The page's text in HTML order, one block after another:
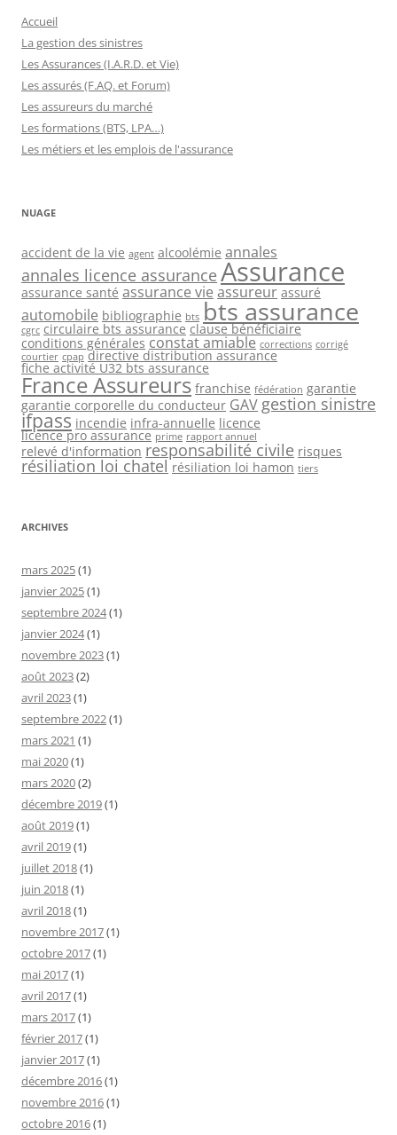
Accueil
La gestion des sinistres
Les Assurances (I.A.R.D. et Vie)
Les assurés (F.AQ. et Forum)
Les assureurs du marché
Les formations (BTS, LPA…)
Les métiers et les emplois de l'assurance
NUAGE
accident de la vie agent alcoolémie annales
annales licence assurance Assurance
assurance santé assurance vie assureur assuré
automobile bibliographie bts bts assurance
cgrc circulaire bts assurance clause bénéficiaire
conditions générales constat amiable corrections corrigé
courtier cpap directive distribution assurance
fiche activité U32 bts assurance
France Assureurs franchise fédération garantie
garantie corporelle du conducteur GAV gestion sinistre
ifpass incendie infra-annuelle licence
licence pro assurance prime rapport annuel
relevé d'information responsabilité civile risques
résiliation loi chatel résiliation loi hamon tiers
ARCHIVES
mars 2025(1)
janvier 2025(1)
septembre 2024(1)
janvier 2024(1)
novembre 2023(1)
août 2023(2)
avril 2023(1)
septembre 2022(1)
mars 2021 (1)
mai 2020(1)
mars 2020(2)
décembre 2019(1)
août 2019(1)
avril 2019(1)
juillet 2018(1)
juin 2018(1)
avril 2018(1)
novembre 2017(1)
octobre 2017(1)
mai 2017(1)
avril 2017(1)
mars 2017(1)
février 2017(1)
janvier 2017(1)
décembre 2016(1)
novembre 2016(1)
octobre 2016(1)